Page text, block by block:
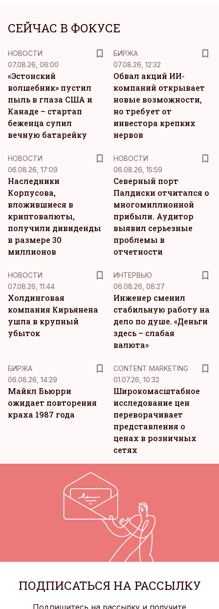
СЕЙЧАС В ФОКУСЕ
НОВОСТИ
07.08.26, 06:00
«Эстонский
волшебник» пустил
пыль в глаза США и
Канаде – стартап
беженца сулил
вечную батарейку
БИРЖА
07.08.26, 12:32
Обвал акций ИИ-
компаний открывает
новые возможности,
но требует от
инвестора крепких
нервов
НОВОСТИ
06.08.26, 17:09
Наследники
Корпусова,
вложившиеся в
криптовалюты,
получили дивиденды
в размере 30
миллионов
НОВОСТИ
06.08.26, 15:59
Северный порт
Палдиски отчитался о
многомиллионной
прибыли. Аудитор
выявил серьезные
проблемы в
отчетности
НОВОСТИ
07.08.26, 11:44
Холдинговая
компания Кирьянена
ушла в крупный
убыток
ИНТЕРВЬЮ
06.08.26, 08:27
Инженер сменил
стабильную работу на
дело по душе. «Деньги
здесь – слабая
валюта»
БИРЖА
06.08.26, 14:29
Майкл Бьюрри
ожидает повторения
краха 1987 года
CONTENT MARKETING
01.07.26, 10:32
Широкомасштабное
исследование цен
переворачивает
представления о
ценах в розничных
сетях
ПОДПИСАТЬСЯ НА РАССЫЛКУ
Подпишитесь на рассылку и получите